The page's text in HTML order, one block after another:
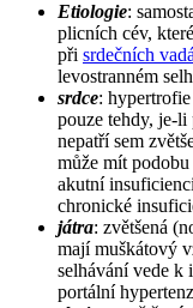
Etiologie:
plicních cév,
při srdečních
levostranném
srdce:
pouze tehdy, je-
nepatří sem
může mít
akutní
chronické
játra: zvětšená
mají muškátový
selhávání vede k
portální